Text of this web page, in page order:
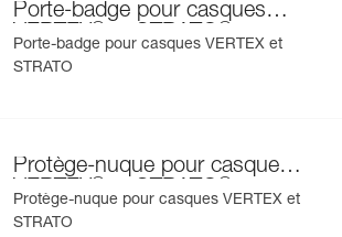
Porte-badge pour casques
VERTEX
et STRATO
Porte-badge pour casques VERTEX et
STRATO
Protège-nuque pour casques
VERTEX
Protège-nuque pour casques VERTEX et
STRATO